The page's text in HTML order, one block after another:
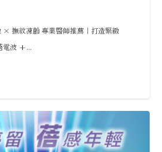
× 撫紋凍齡 專業醫師推薦｜打造緊緻
電波 +...